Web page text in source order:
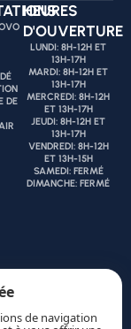
DE
HEURES
D'OUVERTURE
LUNDI: 8H-12H ET
13H-17H
MARDI: 8H-12H ET
13H-17H
MERCREDI: 8H-12H
ET 13H-17H
JEUDI: 8H-12H ET
13H-17H
VENDREDI: 8H-12H
ET 13H-15H
SAMEDI: FERMÉ
DIMANCHE: FERMÉ
de navigation